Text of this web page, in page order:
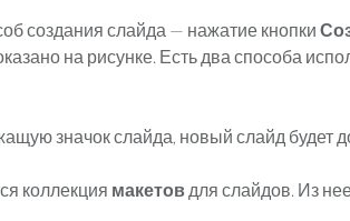
создания слайда — нажатие кнопки
на рисунке. Есть два способа
значок слайда, новый слайд будет
коллекция макетов для слайдов. Из